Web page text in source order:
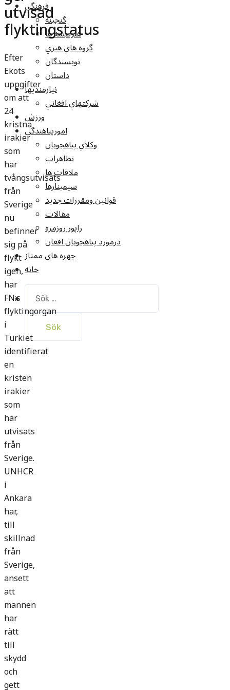
فرهنگي
گنجينه
هنرپيشه ها
گروه هاي هنري
نويسندگان
داستان
نيازمنديها
شرکتهاي افغاني
ورزش
امورپناهندگي
وکلاي پناهجويان
تظاهرات
ملاقات ها
سيمينارها
قوانين ومقررات جديد
مقالات
راپور روزمره
درمورد پناهجويان افغان
چهره های ممتاز
خانه
efter:
utvisad
flyktingstatus
Efter
Ekots
uppgifter
om att
24
kristna
irakier
som
har
tvångsutvisats
från
Sverige
nu
befinner
sig på
flykt
igen,
har
FN:s
flyktingorgan
i
Turkiet
identifierat
en
kristen
irakier
som
har
utvisats
från
Sverige.
UNHCR
i
Ankara
har,
till
skillnad
från
Sverige,
ansett
att
mannen
har
rätt
till
skydd
och
gett